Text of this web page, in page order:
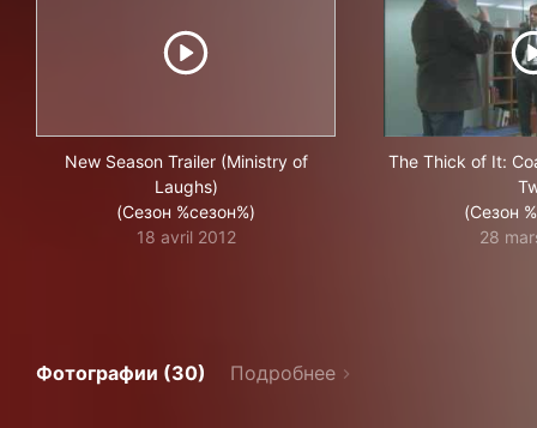
New Season Trailer (Ministry of
Laughs)
(Сезон %сезон%)
18 avril 2012
The Thick of It:
(Сезон
28
Фотографии (30) Подробнее